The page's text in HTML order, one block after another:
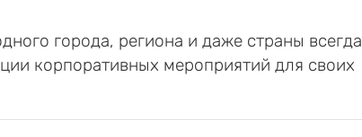
города, региона и даже страны всегда
корпоративных мероприятий для своих